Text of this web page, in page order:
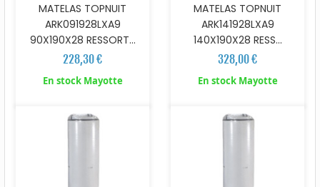
MATELAS TOPNUIT
ARK091928LXA9
90X190X28 RESSORT...
228,30 €
En stock Mayotte
MATELAS TOPNUIT
ARK141928LXA9
140X190X28 RESS...
328,00 €
En stock Mayotte